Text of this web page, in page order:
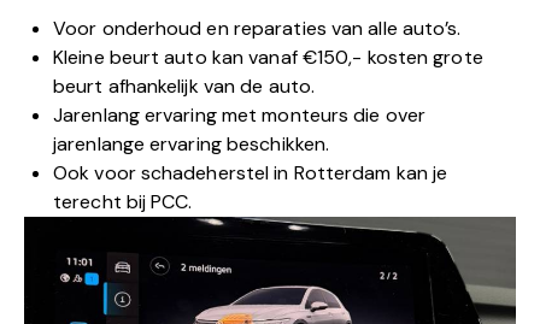
Voor onderhoud en reparaties van alle auto’s.
Kleine beurt auto kan vanaf €150,- kosten grote
beurt afhankelijk van de auto.
Jarenlang ervaring met monteurs die over
jarenlange ervaring beschikken.
Ook voor schadeherstel in Rotterdam kan je
terecht bij PCC.